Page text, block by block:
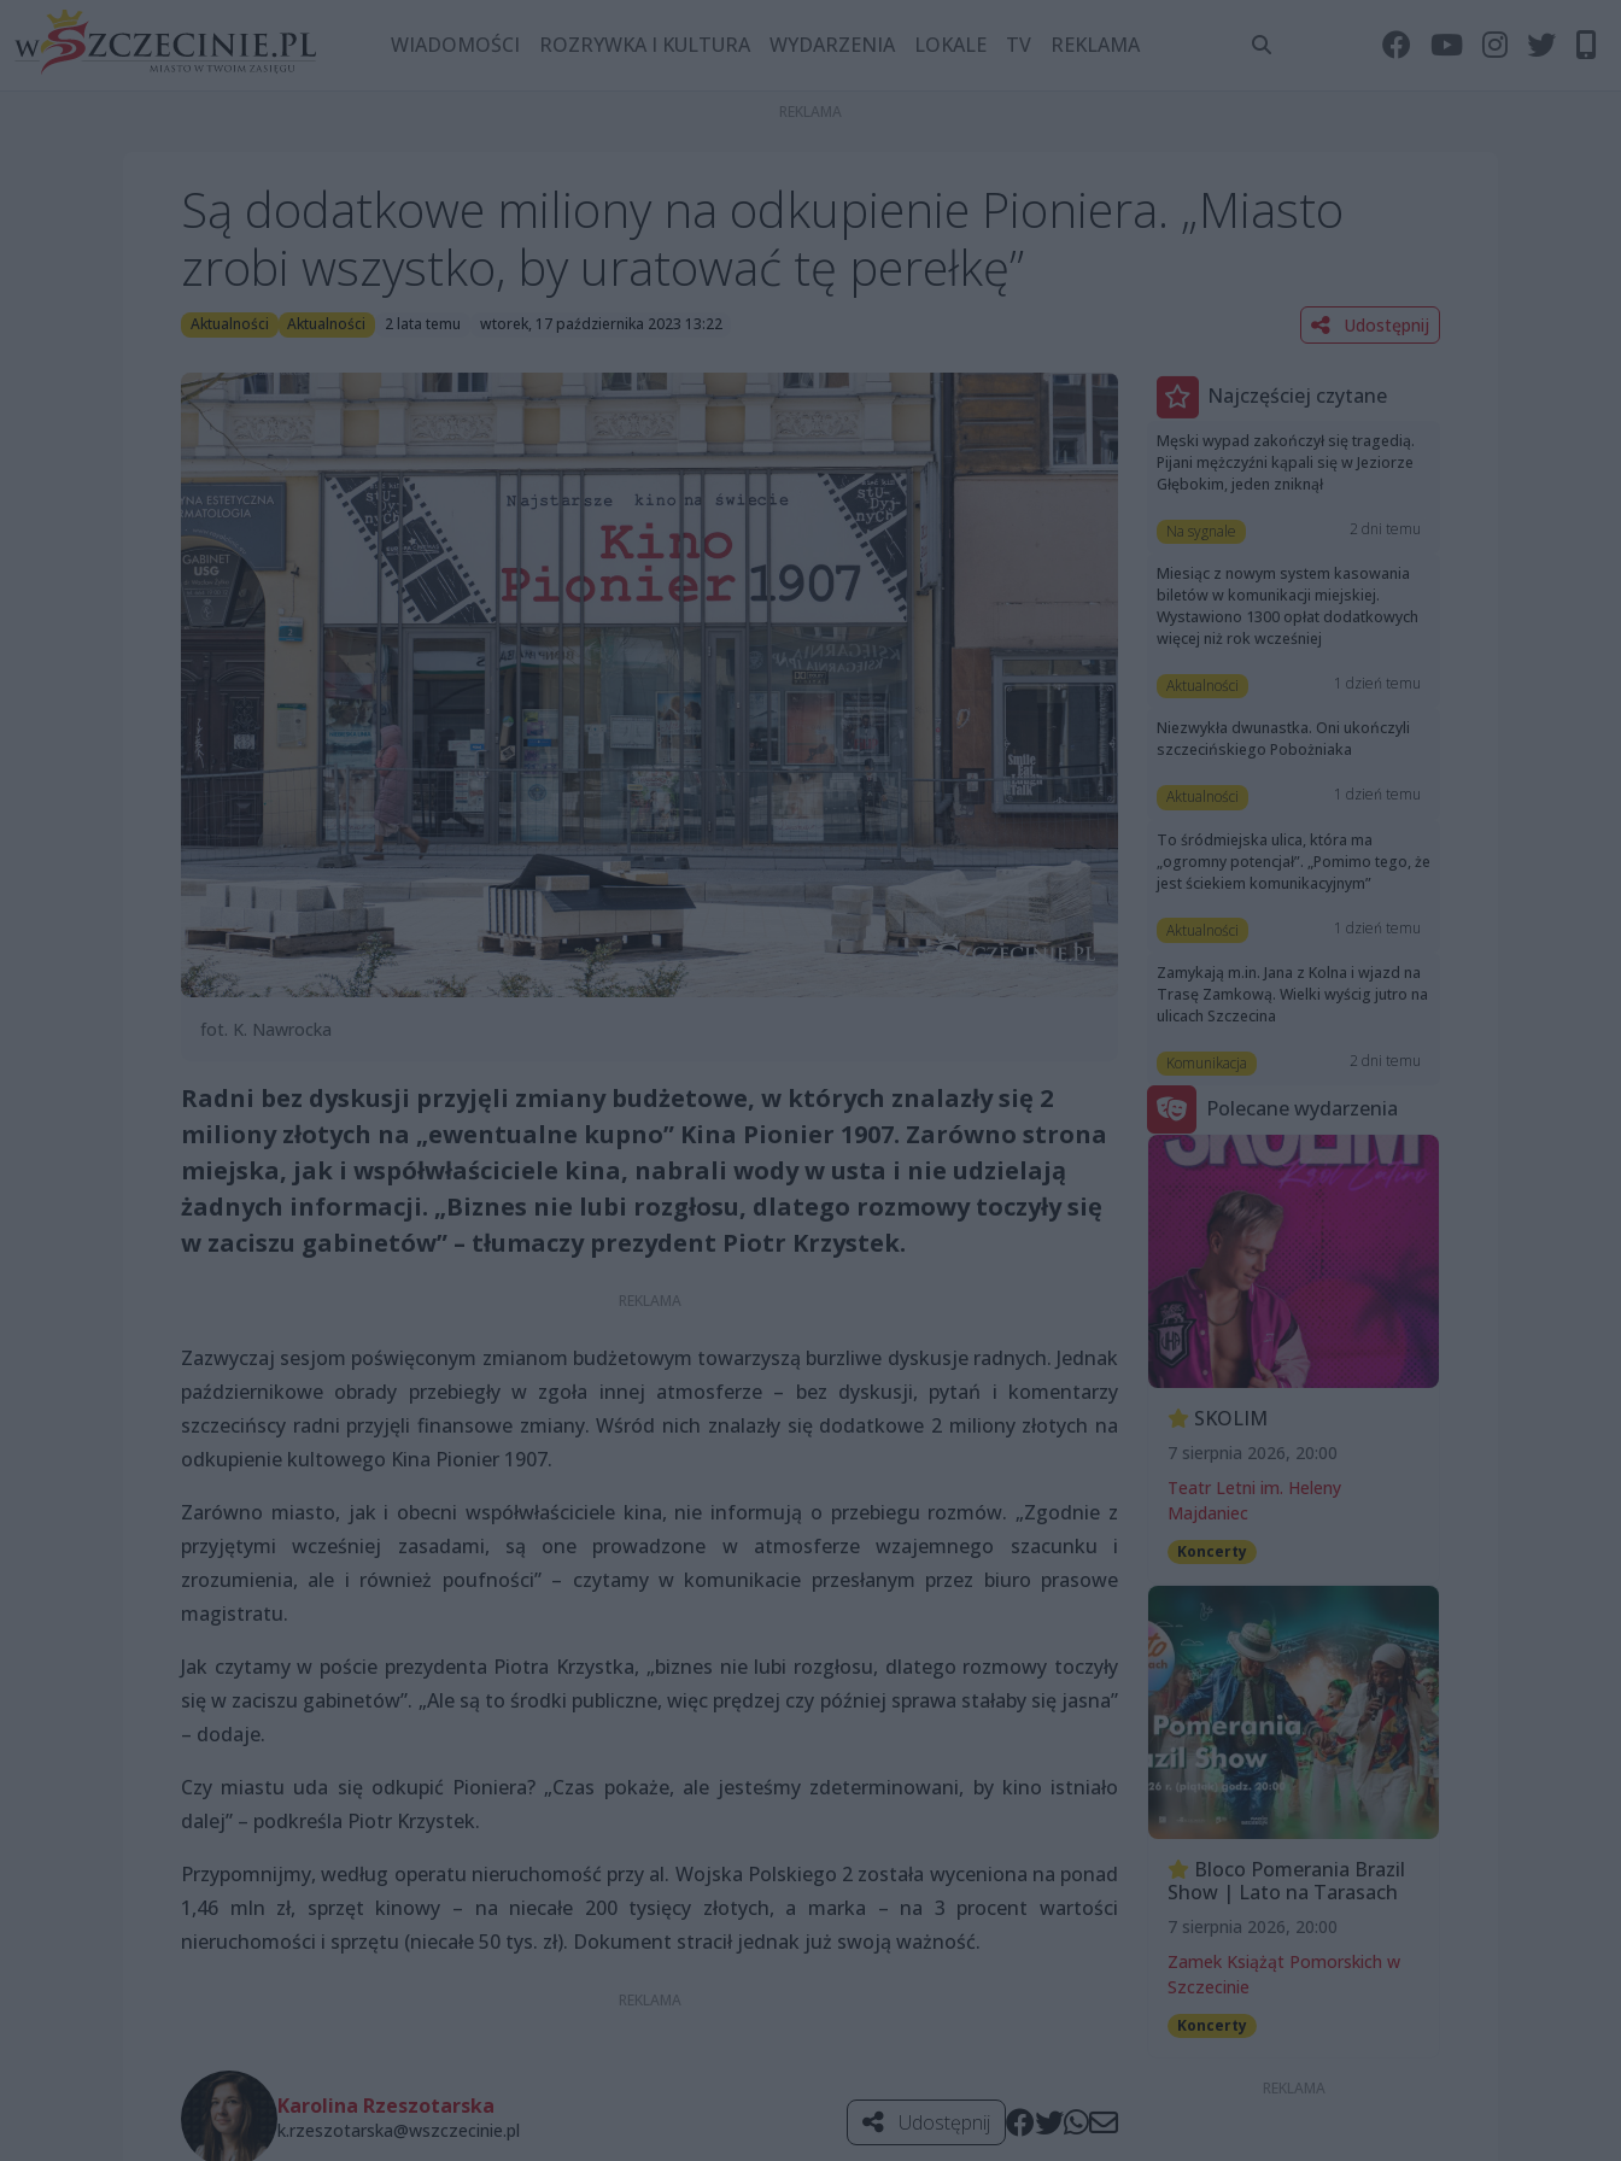
WIADOMOŚCI ROZRYWKA I KULTURA WYDARZENIA LOKALE TV REKLAMA
Są dodatkowe miliony na odkupienie Pioniera. „Miasto
zrobi wszystko, by uratować tę perełkę”
Aktualności Aktualności 2 lata temu wtorek, 17 października 2023 13:22 Udostępnij
fot. K. Nawrocka
Radni bez dyskusji przyjęli zmiany budżetowe, w których znalazły się 2
miliony złotych na „ewentualne kupno” Kina Pionier 1907. Zarówno strona
miejska, jak i współwłaściciele kina, nabrali wody w usta i nie udzielają
żadnych informacji. „Biznes nie lubi rozgłosu, dlatego rozmowy toczyły się
w zaciszu gabinetów” – tłumaczy prezydent Piotr Krzystek.
Zazwyczaj sesjom poświęconym zmianom budżetowym towarzyszą burzliwe dyskusje radnych. Jednak
październikowe obrady przebiegły w zgoła innej atmosferze – bez dyskusji, pytań i komentarzy
szczecińscy radni przyjęli finansowe zmiany. Wśród nich znalazły się dodatkowe 2 miliony złotych na
odkupienie kultowego Kina Pionier 1907.
Zarówno miasto, jak i obecni współwłaściciele kina, nie informują o przebiegu rozmów. „Zgodnie z
przyjętymi wcześniej zasadami, są one prowadzone w atmosferze wzajemnego szacunku i
zrozumienia, ale i również poufności” – czytamy w komunikacie przesłanym przez biuro prasowe
magistratu.
Jak czytamy w poście prezydenta Piotra Krzystka, „biznes nie lubi rozgłosu, dlatego rozmowy toczyły
się w zaciszu gabinetów”. „Ale są to środki publiczne, więc prędzej czy później sprawa stałaby się jasna”
– dodaje.
Czy miastu uda się odkupić Pioniera? „Czas pokaże, ale jesteśmy zdeterminowani, by kino istniało
dalej” – podkreśla Piotr Krzystek.
Przypomnijmy, według operatu nieruchomość przy al. Wojska Polskiego 2 została wyceniona na ponad
1,46 mln zł, sprzęt kinowy – na niecałe 200 tysięcy złotych, a marka – na 3 procent wartości
nieruchomości i sprzętu (niecałe 50 tys. zł). Dokument stracił jednak już swoją ważność.
Karolina Rzeszotarska
k.rzeszotarska@wszczecinie.pl Udostępnij
Najczęściej czytane
Męski wypad zakończył się tragedią.
Pijani mężczyźni kąpali się w Jeziorze
Głębokim, jeden zniknął
Na sygnale 2 dni temu
Miesiąc z nowym system kasowania
biletów w komunikacji miejskiej.
Wystawiono 1300 opłat dodatkowych
więcej niż rok wcześniej
Aktualności 1 dzień temu
Niezwykła dwunastka. Oni ukończyli
szczecińskiego Pobożniaka
Aktualności 1 dzień temu
To śródmiejska ulica, która ma
„ogromny potencjał”. „Pomimo tego, że
jest ściekiem komunikacyjnym”
Aktualności 1 dzień temu
Zamykają m.in. Jana z Kolna i wjazd na
Trasę Zamkową. Wielki wyścig jutro na
ulicach Szczecina
Komunikacja 2 dni temu
Polecane wydarzenia
SKOLIM
7 sierpnia 2026, 20:00
Teatr Letni im. Heleny
Majdaniec
Koncerty
Bloco Pomerania Brazil
Show | Lato na Tarasach
7 sierpnia 2026, 20:00
Zamek Książąt Pomorskich w
Szczecinie
Koncerty